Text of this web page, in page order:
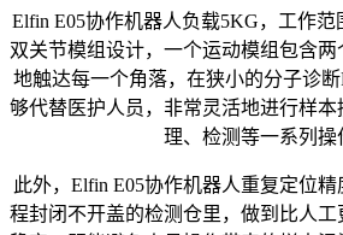
Elfin E05协作机器人负载5KG，工作范
双关节模组设计，一个运动模组包含
地触达每一个角落，在狭小的分子诊
够代替医护人员，非常灵活地进行样
理、检测等一系列操
此外，Elfin E05协作机器人重复定位精
程封闭不开盖的检测仓里，做到比人